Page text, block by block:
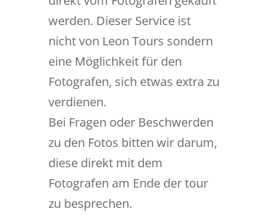
werden. Dieser Service ist
nicht von Leon Tours sondern
eine Möglichkeit für den
Fotografen, sich etwas extra zu
verdienen.
Bei Fragen oder Beschwerden
zu den Fotos bitten wir darum,
diese direkt mit dem
Fotografen am Ende der tour
zu besprechen.